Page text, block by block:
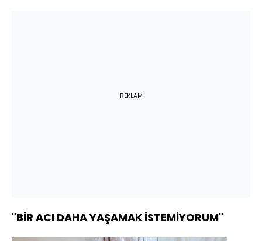
REKLAM
"BİR ACI DAHA YAŞAMAK İSTEMİYORUM"